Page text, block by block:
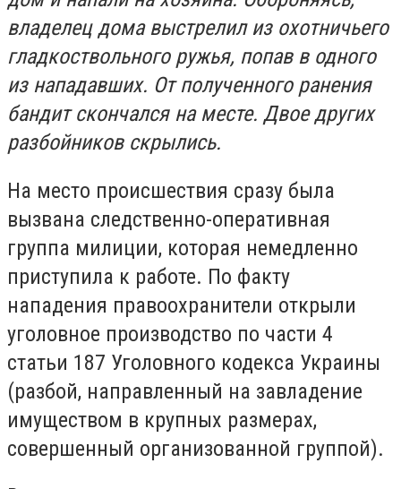
владелец дома выстрелил из охотничьего
гладкоствольного ружья, попав в одного
из нападавших. От полученного ранения
бандит скончался на месте. Двое других
разбойников скрылись.
На место происшествия сразу была
вызвана следственно-оперативная
группа милиции, которая немедленно
приступила к работе. По факту
нападения правоохранители открыли
уголовное производство по части 4
статьи 187 Уголовного кодекса Украины
(разбой, направленный на завладение
имуществом в крупных размерах,
совершенный организованной группой).